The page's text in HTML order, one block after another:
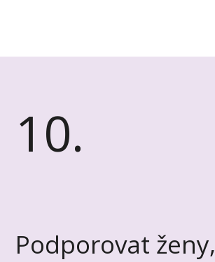
10.
Podporovat ženy,